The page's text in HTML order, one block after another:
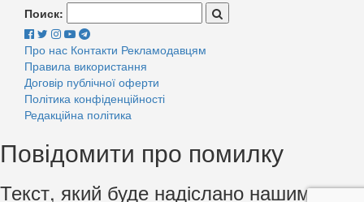
Поиск:
Про нас Контакти Рекламодавцям
Правила використання
Договір публічної оферти
Політика конфіденційності
Редакційна політика
Повідомити про помилку
Текст, який буде надіслано нашим